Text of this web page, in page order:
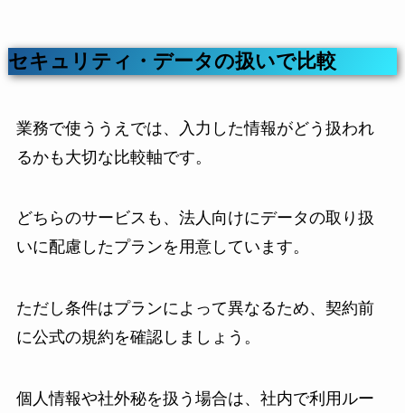
セキュリティ・データの扱いで比較
業務で使ううえでは、入力した情報がどう扱われ
るかも大切な比較軸です。
どちらのサービスも、法人向けにデータの取り扱
いに配慮したプランを用意しています。
ただし条件はプランによって異なるため、契約前
に公式の規約を確認しましょう。
個人情報や社外秘を扱う場合は、社内で利用ルー